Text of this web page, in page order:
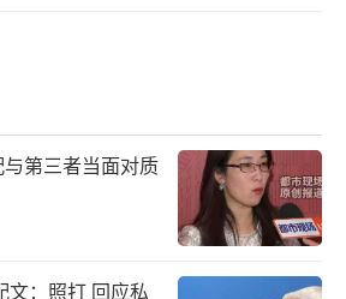
立在10月10日之前执行赔偿和
兰世立并未执行，于是公司
申请了强制执行并冻结其账
冻结到实际冻结行为之间有时
第三者当面对质
文：照打 回应私